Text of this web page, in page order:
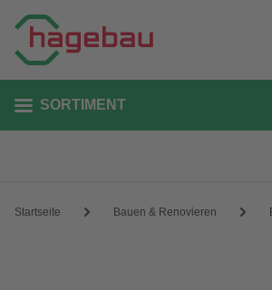
SORTIMENT
Startseite Bauen & Renovieren